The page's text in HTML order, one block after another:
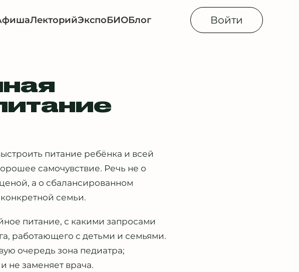
ЛекторийЭкспоБИОБлог Войти
питание ребёнка и всей
самочувствие. Речь не о
а о сбалансированном
семьи.
питание, с какими запросами
работающего с детьми и семьями.
очередь зона педиатра;
не заменяет врача.